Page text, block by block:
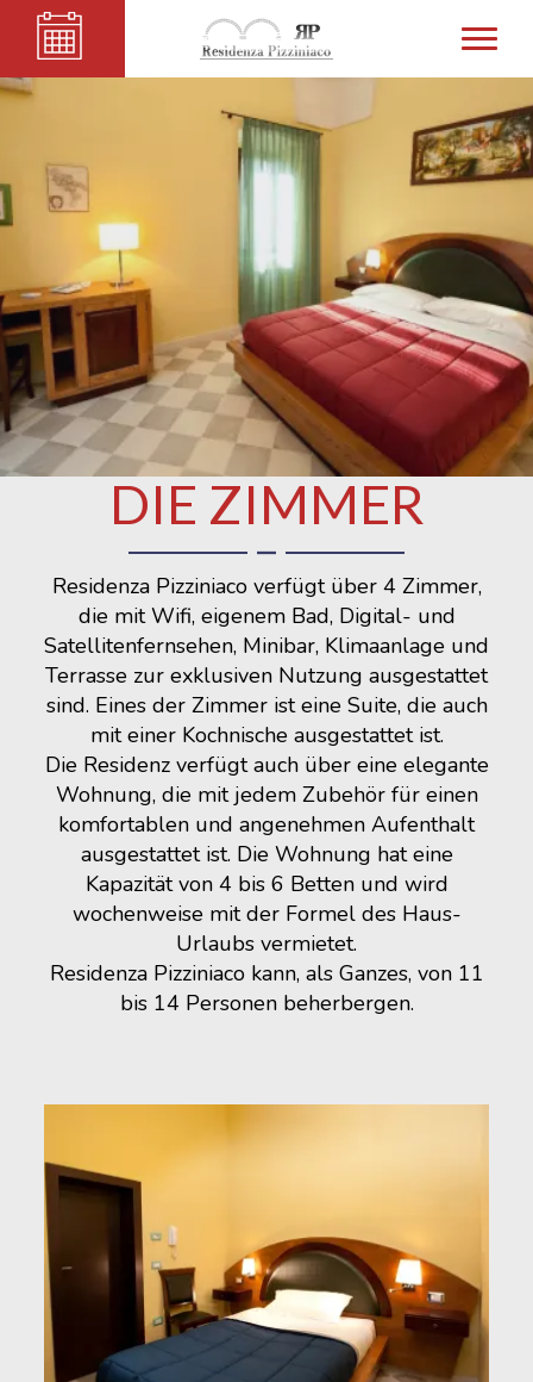
DIE ZIMMER
Residenza Pizziniaco verfügt über 4 Zimmer,
die mit Wifi, eigenem Bad, Digital- und
Satellitenfernsehen, Minibar, Klimaanlage und
Terrasse zur exklusiven Nutzung ausgestattet
sind. Eines der Zimmer ist eine Suite, die auch
mit einer Kochnische ausgestattet ist.
Die Residenz verfügt auch über eine elegante
Wohnung, die mit jedem Zubehör für einen
komfortablen und angenehmen Aufenthalt
ausgestattet ist. Die Wohnung hat eine
Kapazität von 4 bis 6 Betten und wird
wochenweise mit der Formel des Haus-
Urlaubs vermietet.
Residenza Pizziniaco kann, als Ganzes, von 11
bis 14 Personen beherbergen.